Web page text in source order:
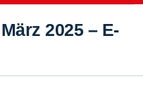
2025 – E-